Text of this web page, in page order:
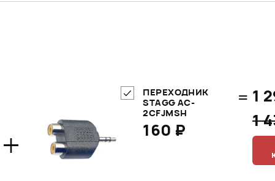
+
ПЕРЕХОДНИК
STAGG AC-
2CFJMSH
160 ₽
= 1
1